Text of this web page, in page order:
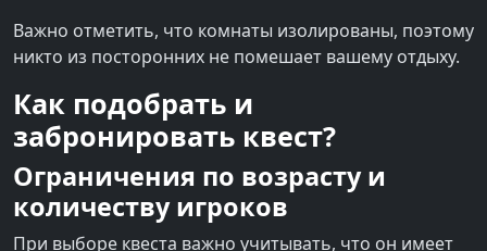
Важно отметить, что комнаты изолированы, поэтому
никто из посторонних не помешает вашему отдыху.
Как подобрать и
забронировать квест?
Ограничения по возрасту и
количеству игроков
При выборе квеста важно учитывать, что он имеет